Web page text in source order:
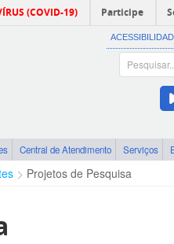
(COVID-19) Participe
Central de Atendimento Serviços
Projetos de Pesquisa